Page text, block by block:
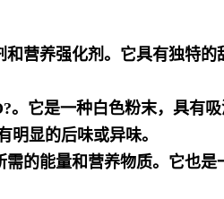
营养强化剂。它具有独特
。它是一种白色粉末，具有
明显的后味或异味。
的能量和营养物质。它也